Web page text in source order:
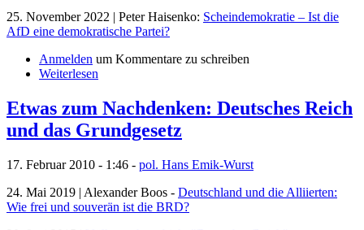
25. November 2022 | Peter Haisenko: Scheindemokratie – Ist die
AfD eine demokratische Partei?
Anmelden um Kommentare zu schreiben
Weiterlesen
Etwas zum Nachdenken: Deutsches Reich
und das Grundgesetz
17. Februar 2010 - 1:46 - pol. Hans Emik-Wurst
24. Mai 2019 | Alexander Boos - Deutschland und die Alliierten:
Wie frei und souverän ist die BRD?